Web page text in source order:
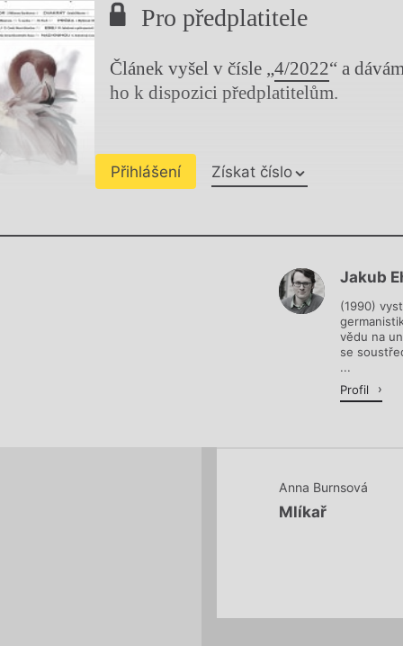
Pro předplatitele
Článek vyšel v čísle „4/2022“ a
ho k dispozici předplatitelům.
Přihlášení Získat číslo
Chviličku.
Jakub
(1990)
vědu na
se
...
Profil
Anna Burnsová
Mlíkař